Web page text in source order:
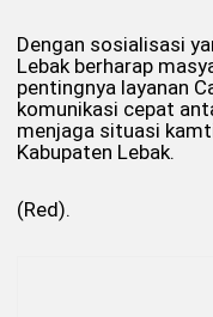
Dengan sosialisasi
Lebak berharap
pentingnya layanan
komunikasi cepat
menjaga situasi
Kabupaten Lebak.
(Red).